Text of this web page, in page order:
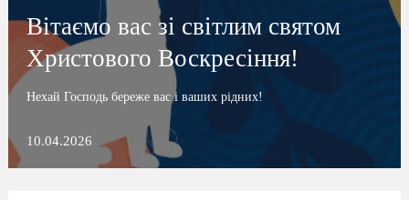
Вітаємо вас зі світлим святом
Христового Воскресіння!
Нехай Господь береже вас і ваших рідних!
10.04.2026